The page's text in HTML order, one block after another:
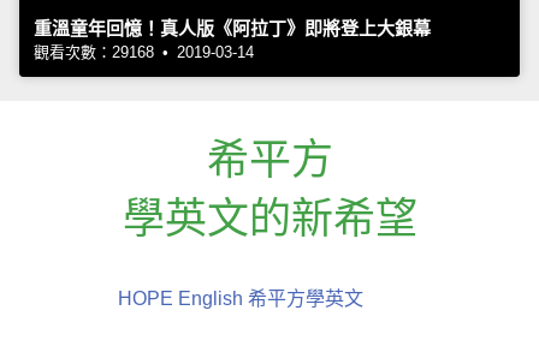
重溫童年回憶！真人版《阿拉丁》即將登上大銀幕
觀看次數：29168 • 2019-03-14
希平方
學英文的新希望
HOPE English 希平方學英文